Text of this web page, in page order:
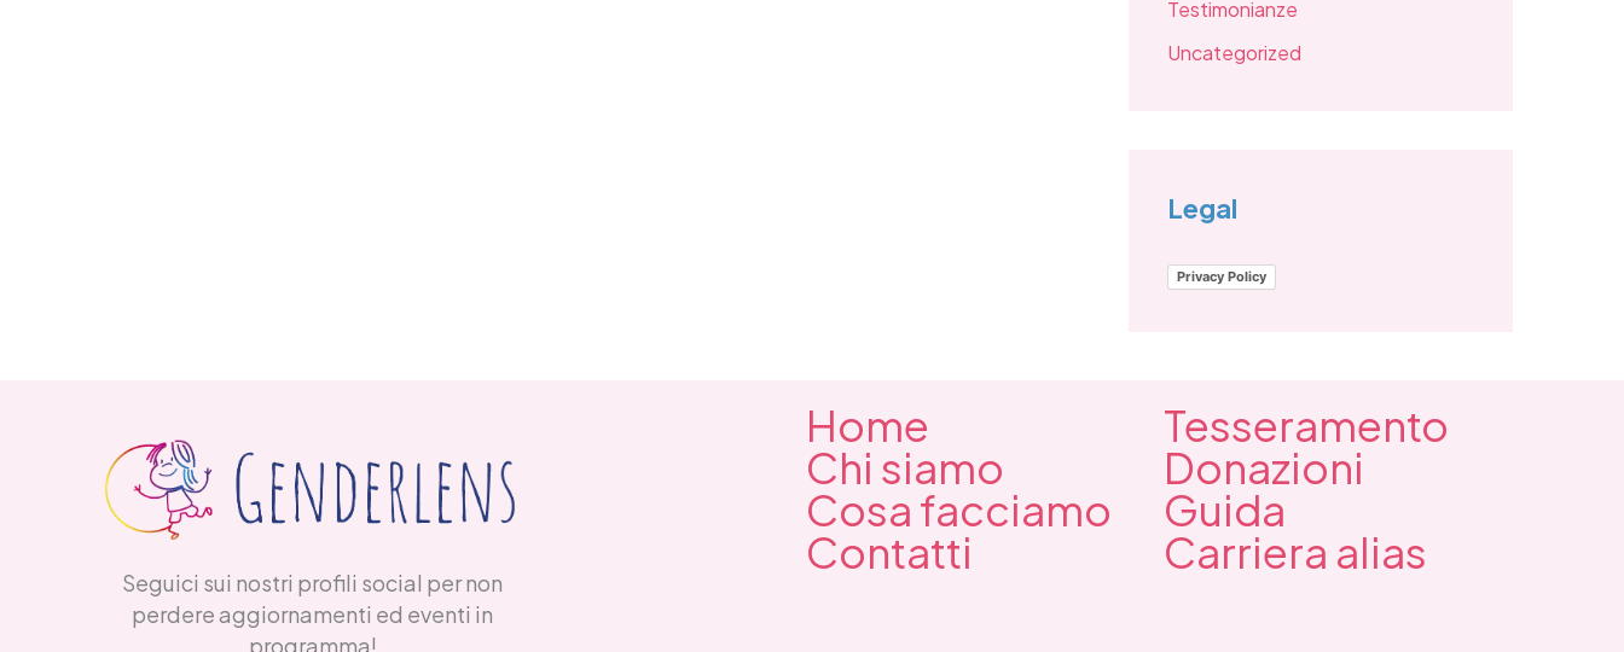
Testimonianze
Uncategorized
Legal
Privacy Policy
Seguici sui nostri profili social per non
perdere aggiornamenti ed eventi in
programma!
Home
Chi siamo
Cosa facciamo
Contatti
Tesseramento
Donazioni
Guida
Carriera alias